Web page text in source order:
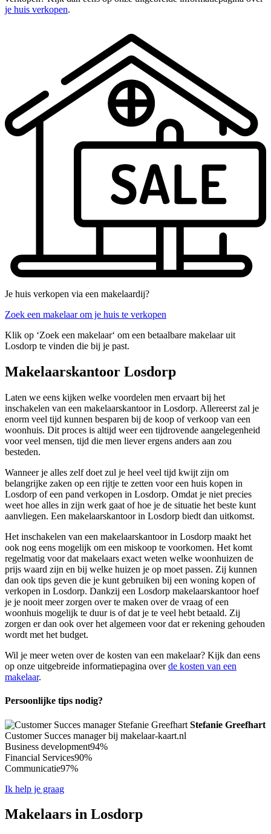
je huis verkopen.
Je huis verkopen via een makelaardij?
Zoek een makelaar om je huis te verkopen
Klik op ‘Zoek een makelaar‘ om een betaalbare makelaar uit
Losdorp te vinden die bij je past.
Makelaarskantoor Losdorp
Laten we eens kijken welke voordelen men ervaart bij het
inschakelen van een makelaarskantoor in Losdorp. Allereerst zal je
enorm veel tijd kunnen besparen bij de koop of verkoop van een
woonhuis. Dit proces is altijd weer een tijdrovende aangelegenheid
voor veel mensen, tijd die men liever ergens anders aan zou
besteden.
Wanneer je alles zelf doet zul je heel veel tijd kwijt zijn om
belangrijke zaken op een rijtje te zetten voor een huis kopen in
Losdorp of een pand verkopen in Losdorp. Omdat je niet precies
weet hoe alles in zijn werk gaat of hoe je de situatie het beste kunt
aanvliegen. Een makelaarskantoor in Losdorp biedt dan uitkomst.
Het inschakelen van een makelaarskantoor in Losdorp maakt het
ook nog eens mogelijk om een miskoop te voorkomen. Het komt
regelmatig voor dat makelaars exact weten welke woonhuizen de
prijs waard zijn en bij welke huizen je op moet passen. Zij kunnen
dan ook tips geven die je kunt gebruiken bij een woning kopen of
verkopen in Losdorp. Dankzij een Losdorp makelaarskantoor hoef
je je nooit meer zorgen over te maken over de vraag of een
woonhuis mogelijk te duur is of dat je te veel hebt betaald. Zij
zorgen er dan ook over het algemeen voor dat er rekening gehouden
wordt met het budget.
Wil je meer weten over de kosten van een makelaar? Kijk dan eens
op onze uitgebreide informatiepagina overde kosten van een
makelaar.
Persoonlijke tips nodig?
Stefanie Greefhart
Customer Succes manager bij makelaar-kaart.nl
Business development94%
Financial Services90%
Communicatie97%
Ik help je graag
Makelaars in Losdorp